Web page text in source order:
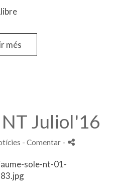
més
Juliol'16
- Comentar -